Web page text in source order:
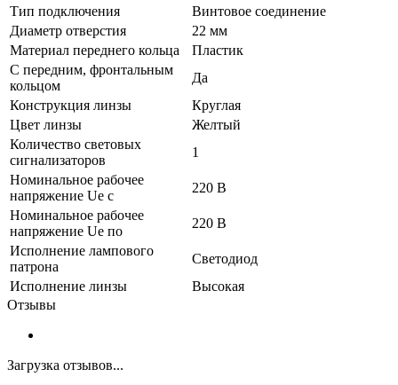
Тип подключения
Винтовое соединение
Диаметр отверстия
22 мм
Материал переднего кольца
Пластик
С передним, фронтальным
кольцом
Да
Конструкция линзы
Круглая
Цвет линзы
Желтый
Количество световых
сигнализаторов
1
Номинальное рабочее
напряжение Ue с
220 В
Номинальное рабочее
напряжение Ue по
220 В
Исполнение лампового
патрона
Светодиод
Исполнение линзы
Высокая
Отзывы
Загрузка отзывов...